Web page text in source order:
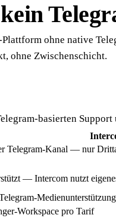
ohne native
ohne Zwischenschicht.
basierten Support
Telegram-Kanal — nur
— Intercom nutzt
Workspace pro Tarif